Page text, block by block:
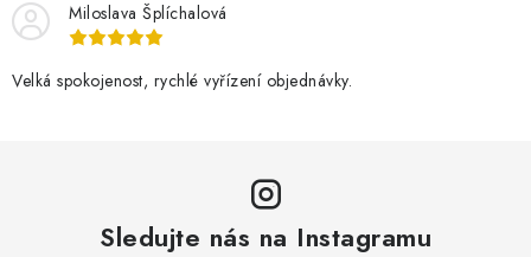
Miloslava Šplíchalová
Velká spokojenost, rychlé vyřízení objednávky.
Sledujte nás na Instagramu